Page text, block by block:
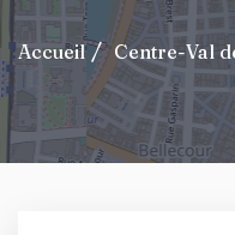
Accueil Centre-Val